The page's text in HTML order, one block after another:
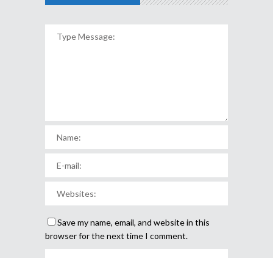
Save my name, email, and website in this
browser for the next time I comment.